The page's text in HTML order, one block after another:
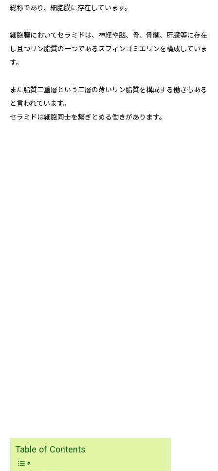
総称であり、細胞膜に存在しています。
細胞膜においてセラミドは、神経や脳、骨、骨髄、肝臓等に存在
し且つリン脂質の一つであるスフィンゴミエリンを構成していま
す。
また脂質二重層という二層の薄いリン脂質を構成する働きもある
と言われています。
セラミドは細胞同士を繋ぎとめる働きがあります。
Table of Contents